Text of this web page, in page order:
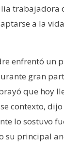
trabajadora
a la
enfrentó un
gran
que hoy
contexto,
lo sostuvo
su principal